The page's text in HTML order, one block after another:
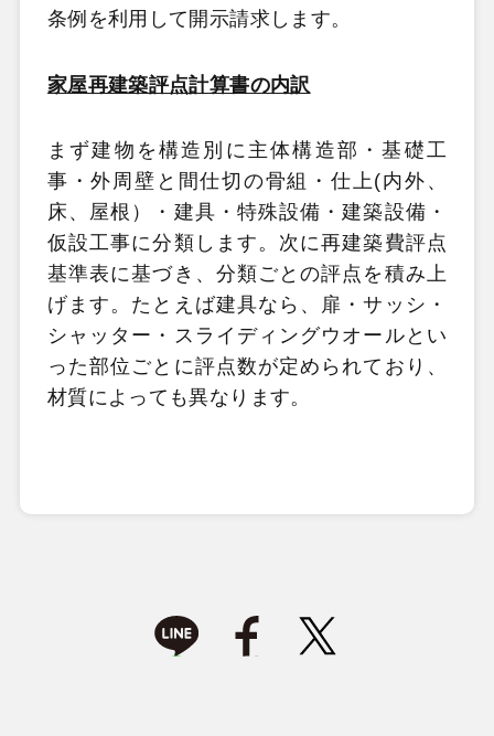
条例を利用して開示請求します。
家屋再建築評点計算書の内訳
まず建物を構造別に主体構造部・基礎工
事・外周壁と間仕切の骨組・仕上(内外、
床、屋根）・建具・特殊設備・建築設備・
仮設工事に分類します。次に再建築費評点
基準表に基づき、分類ごとの評点を積み上
げます。たとえば建具なら、扉・サッシ・
シャッター・スライディングウオールとい
った部位ごとに評点数が定められており、
材質によっても異なります。